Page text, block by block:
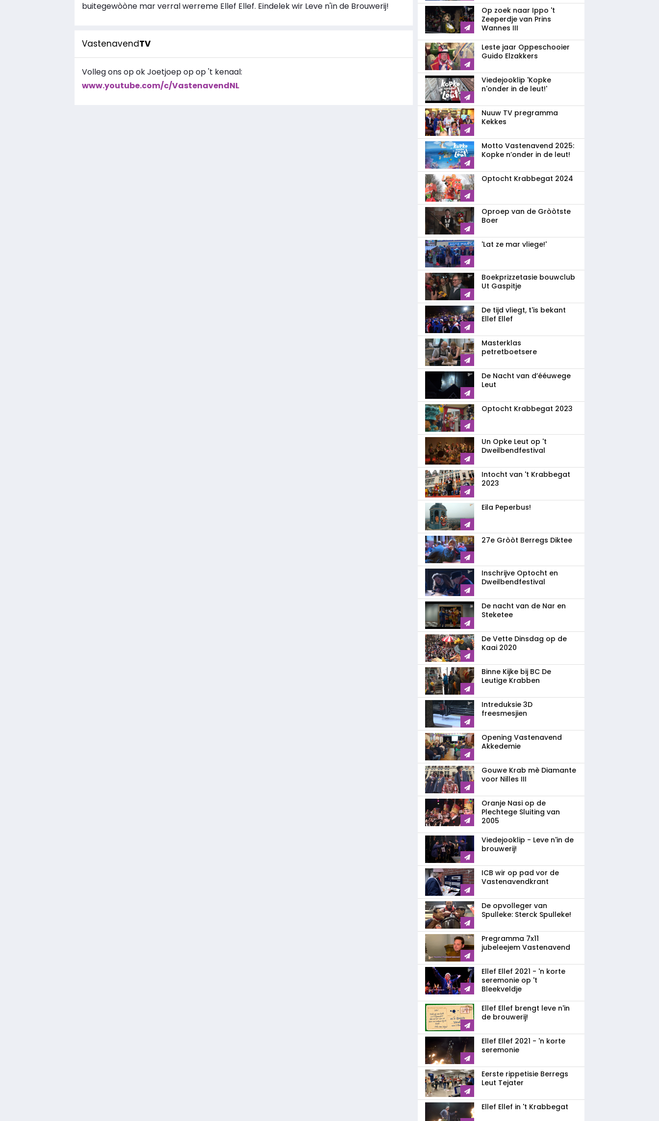
buitegewòòne mar verral werreme Ellef Ellef. Eindelek wir Leve n'in de Brouwerij!
VastenavendTV
Volleg ons op ok Joetjoep op op 't kenaal:
www.youtube.com/c/VastenavendNL
Op zoek naar Ippo 't
Zeeperdje van Prins
Wannes III
Leste jaar Oppeschooier
Guido Elzakkers
Viedejooklip 'Kopke
n'onder in de leut!'
Nuuw TV pregramma
Kekkes
Motto Vastenavend 2025:
Kopke n’onder in de leut!
Optocht Krabbegat 2024
Oproep van de Gròòtste
Boer
'Lat ze mar vliege!'
Boekprizzetasie bouwclub
Ut Gaspitje
De tijd vliegt, t'is bekant
Ellef Ellef
Masterklas
petretboetsere
De Nacht van d’ééuwege
Leut
Optocht Krabbegat 2023
Un Opke Leut op 't
Dweilbendfestival
Intocht van 't Krabbegat
2023
Eila Peperbus!
27e Gròòt Berregs Diktee
Inschrijve Optocht en
Dweilbendfestival
De nacht van de Nar en
Steketee
De Vette Dinsdag op de
Kaai 2020
Binne Kijke bij BC De
Leutige Krabben
Intreduksie 3D
freesmesjien
Opening Vastenavend
Akkedemie
Gouwe Krab mè Diamante
voor Nilles III
Oranje Nasi op de
Plechtege Sluiting van
2005
Viedejooklip - Leve n'in de
brouwerij!
ICB wir op pad vor de
Vastenavendkrant
De opvolleger van
Spulleke: Sterck Spulleke!
Pregramma 7x11
jubeleejem Vastenavend
Ellef Ellef 2021 - 'n korte
seremonie op 't
Bleekveldje
Ellef Ellef brengt leve n'in
de brouwerij!
Ellef Ellef 2021 - 'n korte
seremonie
Eerste rippetisie Berregs
Leut Tejater
Ellef Ellef in 't Krabbegat